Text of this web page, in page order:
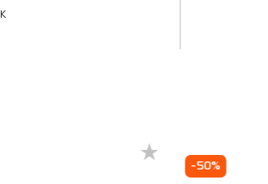
Бердичев
-50%